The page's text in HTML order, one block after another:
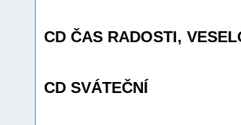
CD ČAS RADOSTI,
CD SVÁTEČNÍ